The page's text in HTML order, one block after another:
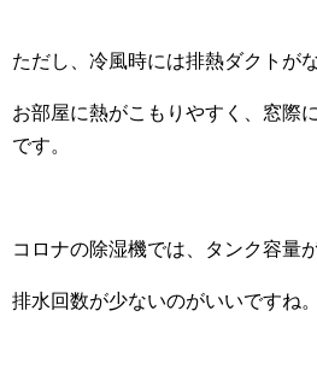
ただし、冷風時には排熱ダクトが
お部屋に熱がこもりやすく、窓際
です。
コロナの除湿機では、タンク容量
排水回数が少ないのがいいですね。